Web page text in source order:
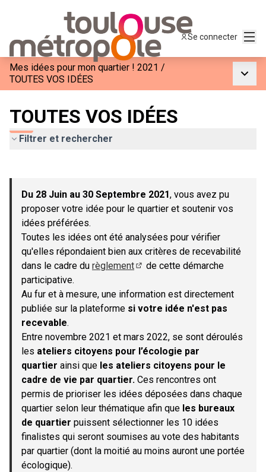
Se connecter
Mes idées pour mon quartier ! 2021 /
TOUTES VOS IDÉES
TOUTES VOS IDÉES
Filtrer et rechercher
−
Du 28 Juin au 30 Septembre 2021, vous avez pu
proposer votre idée pour le quartier et soutenir vos
idées préférées.
Toutes les idées ont été analysées pour vérifier
qu'elles répondaient bien aux critères de recevabilité
dans le cadre du règlement
de cette démarche
participative.
Au fur et à mesure, une information est directement
publiée sur la plateforme si votre idée n'est pas
recevable.
Entre novembre 2021 et mars 2022, se sont déroulés
les ateliers citoyens pour l’écologie par
quartier ainsi que les ateliers citoyens pour le
cadre de vie par quartier. Ces rencontres ont
permis de prioriser les idées déposées dans chaque
quartier selon leur thématique afin que les bureaux
de quartier puissent sélectionner les 10 idées
finalistes qui seront soumises au vote des habitants
par quartier (dont la moitié au moins auront une portée
écologique).